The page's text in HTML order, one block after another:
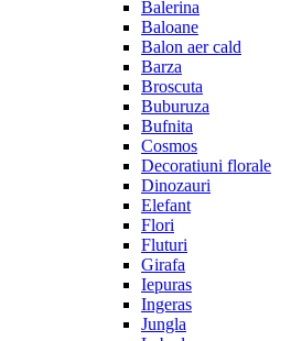
Balerina
Baloane
Balon aer cald
Barza
Broscuta
Buburuza
Bufnita
Cosmos
Decoratiuni florale
Dinozauri
Elefant
Flori
Fluturi
Girafa
Iepuras
Ingeras
Jungla